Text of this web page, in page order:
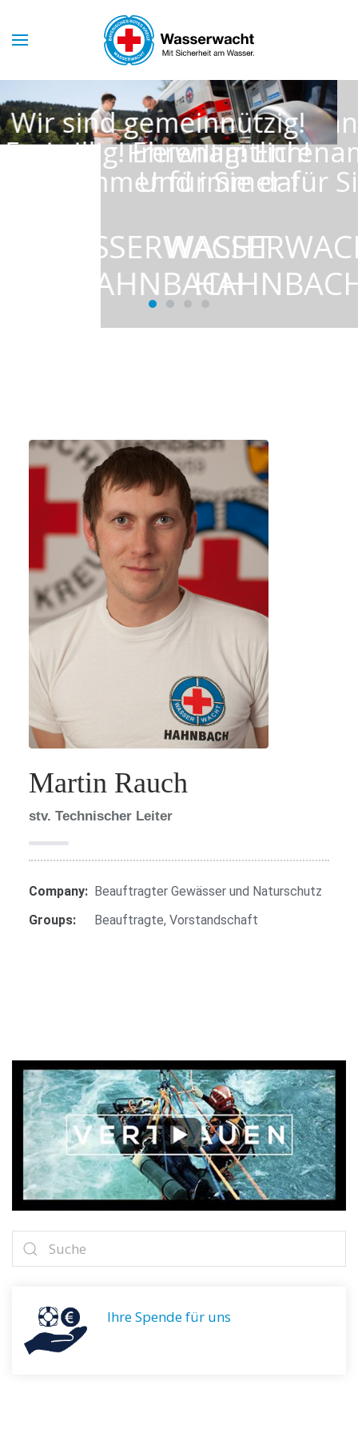
Skip to main content
Wir sind gemeinnützig!
Freiwillig! Ehrenamtlich!
Und immer für Sie da!
WASSERWACHT
HAHNBACH
Martin Rauch
stv. Technischer Leiter
Company: Beauftragter Gewässer und Naturschutz
Groups:
Beauftragte, Vorstandschaft
Ihre Spende für uns